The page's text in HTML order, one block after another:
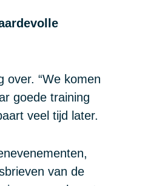
over. “We komen
goede training
veel tijd later.
van de